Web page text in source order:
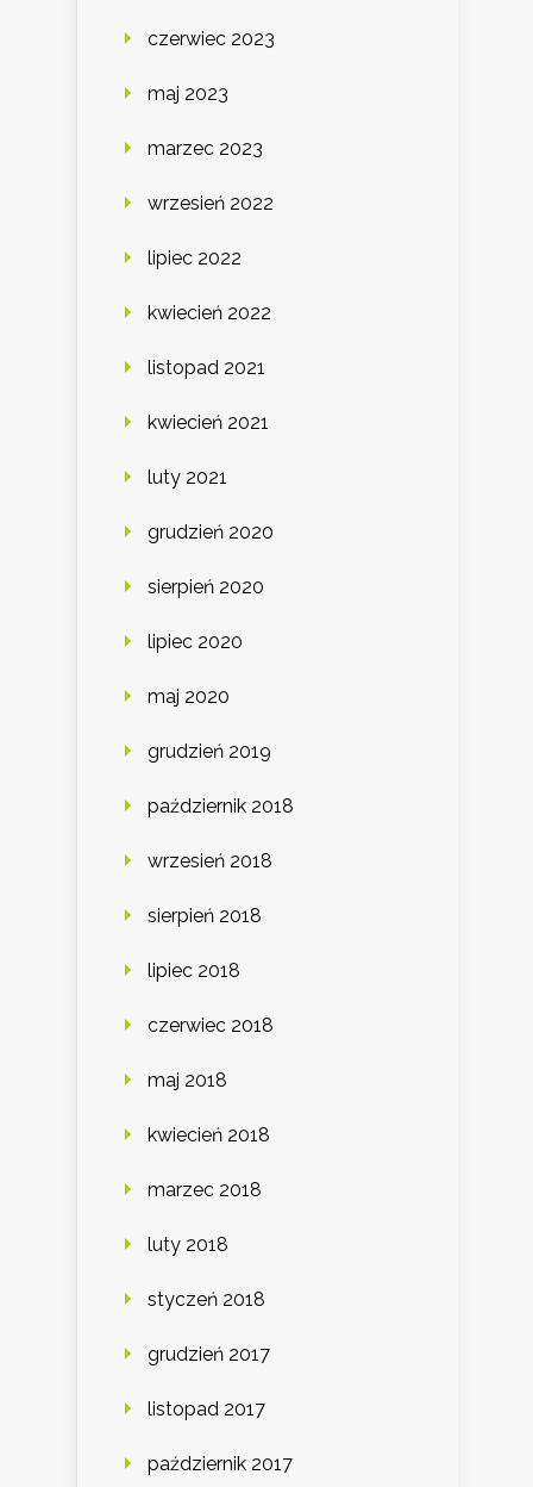
czerwiec 2023
maj 2023
marzec 2023
wrzesień 2022
lipiec 2022
kwiecień 2022
listopad 2021
kwiecień 2021
luty 2021
grudzień 2020
sierpień 2020
lipiec 2020
maj 2020
grudzień 2019
październik 2018
wrzesień 2018
sierpień 2018
lipiec 2018
czerwiec 2018
maj 2018
kwiecień 2018
marzec 2018
luty 2018
styczeń 2018
grudzień 2017
listopad 2017
październik 2017